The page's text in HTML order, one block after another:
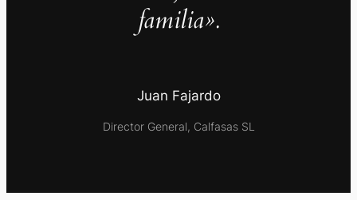
familia».
Juan Fajardo
Director General, Calfasas SL